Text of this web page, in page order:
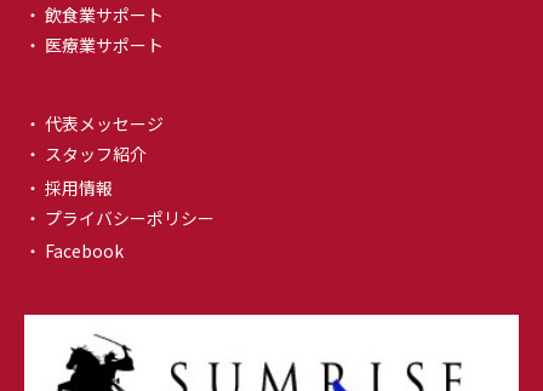
・ 飲食業サポート
・ 医療業サポート
・ 代表メッセージ
・ スタッフ紹介
・ 採用情報
・ プライバシーポリシー
・ Facebook